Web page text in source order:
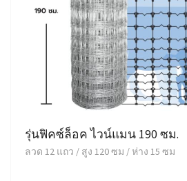
รุ่นฟิคซ์ล็อค ไวน์แมน 190 ซม.
ลวด 12 แถว / สูง 120 ซม / ห่าง 15 ซม